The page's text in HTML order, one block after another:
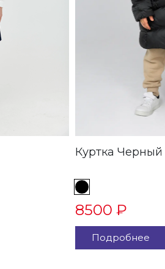
Куртка Черный
8500 ₽
Подробнее